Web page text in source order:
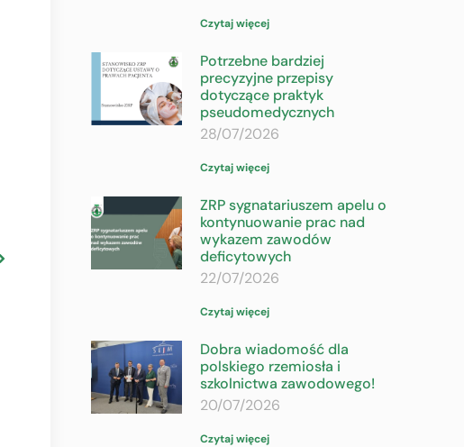
Czytaj więcej
Potrzebne bardziej
precyzyjne przepisy
dotyczące praktyk
pseudomedycznych
28/07/2026
Czytaj więcej
ZRP sygnatariuszem apelu o
kontynuowanie prac nad
wykazem zawodów
deficytowych
22/07/2026
Czytaj więcej
Dobra wiadomość dla
polskiego rzemiosła i
szkolnictwa zawodowego!
20/07/2026
Czytaj więcej